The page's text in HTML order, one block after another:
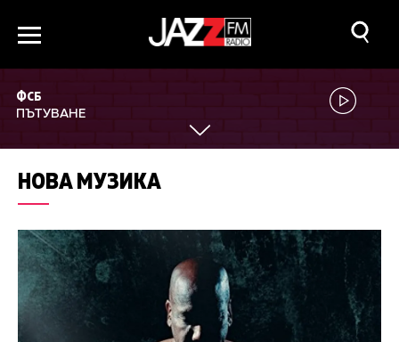
ФСБ
ПЪТУВАНЕ
НОВА МУЗИКА